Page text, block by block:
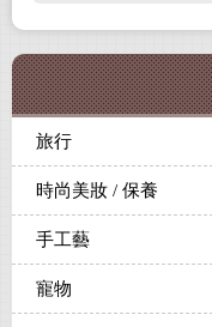
旅行
時尚美妝 / 保養
手工藝
寵物